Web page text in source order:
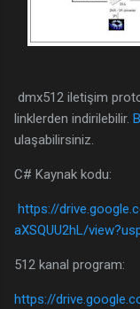
dmx512 iletişim
linklerden indirilebilir.
ulaşabilirsiniz.
C# Kaynak kodu:
https://
aXSQUU2hL/
512 kanal program:
https://